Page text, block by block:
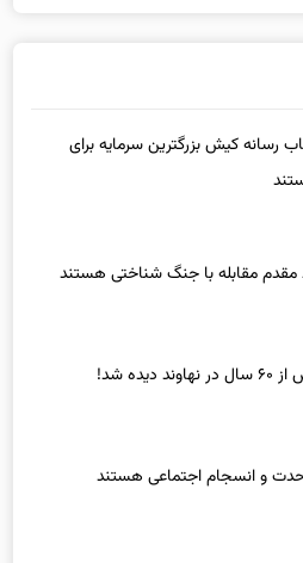
رسانه کیش بزرگترین سرمایه برای
مقدم مقابله با جنگ شناختی هستند
شد!
و انسجام اجتماعی هستند